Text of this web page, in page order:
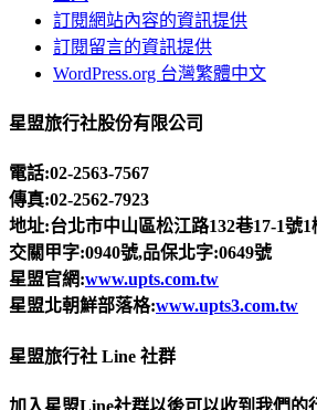
訂閱網站內容的資訊提供
訂閱留言的資訊提供
WordPress.org 台灣繁體中文
星盟旅行社股份有限公司
電話:02-2563-7567
傳真:02-2562-7923
地址:台北市中山區松江路132巷17-1號1
交關甲字:0940號,品保北字:0649號
星盟官網:www.upts.com.tw
星盟北朝鮮部落格:www.upts3.com.tw
星盟旅行社 Line 社群
加入星盟Line社群以後可以收到我們的